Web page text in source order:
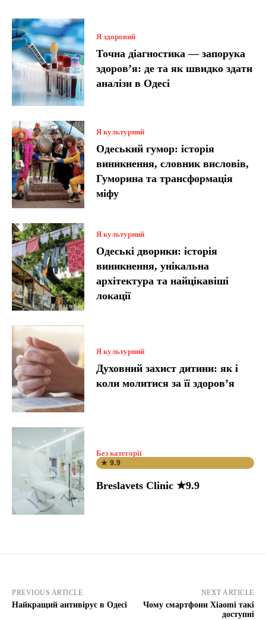
Я здоровий
Точна діагностика — запорука
здоров’я: де та як швидко здати
аналізи в Одесі
Я культурний
Одеський гумор: історія
виникнення, словник висловів,
Гуморина та трансформація
міфу
Я культурний
Одеські дворики: історія
виникнення, унікальна
архітектура та найцікавіші
локації
Я культурний
Духовний захист дитини: як і
коли молитися за її здоров’я
Без категорії
★ 9.9
Breslavets Clinic ★9.9
PREVIOUS ARTICLE
Найкращий антивірус в Одесі
NEXT ARTICLE
Чому смартфони Xiaomi такі
доступні